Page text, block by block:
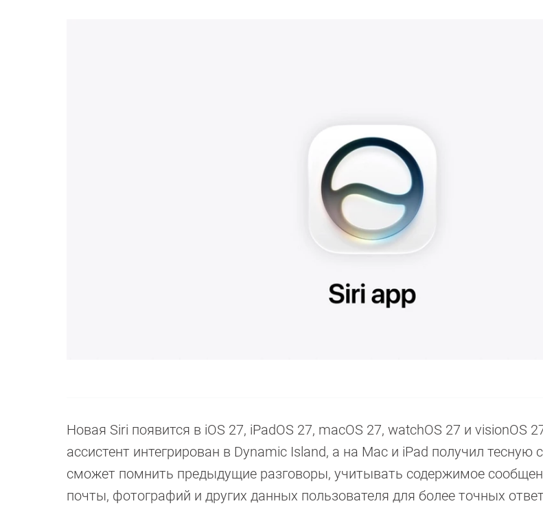
Новая Siri появится в iOS 27, iPadOS 27, macOS 27, watchOS 27 и visionOS
ассистент интегрирован в Dynamic Island, а на Mac и iPad получил тесную
сможет помнить предыдущие разговоры, учитывать содержимое
почты, фотографий и других данных пользователя для более точных